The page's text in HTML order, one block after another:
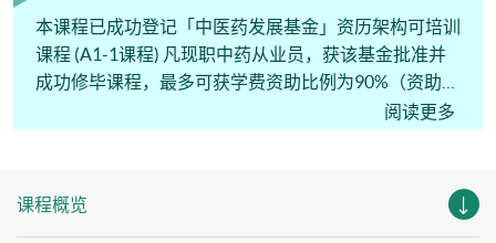
本课程已成功登记「中医药发展基金」资历架构可培训
课程 (A1-1课程) 凡现职中药从业员，获该基金批准并
成功修毕课程，最多可获学费资助比例为90%（资助上
阅读更多
课程概览